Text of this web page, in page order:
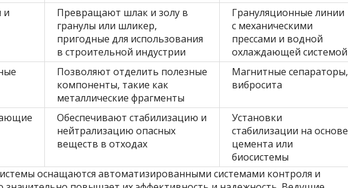
и
Превращают шлак и золу в
гранулы или шликер,
пригодные для использования
в строительной индустрии
Грануляционные линии
с механическими
прессами и водной
охлаждающей системой
Позволяют отделить полезные
компоненты, такие как
металлические фрагменты
Магнитные сепараторы,
вибросита
Обеспечивают стабилизацию и
нейтрализацию опасных
веществ в отходах
Установки
стабилизации на основе
цемента или
биосистемы
оснащаются автоматизированными системами контроля и